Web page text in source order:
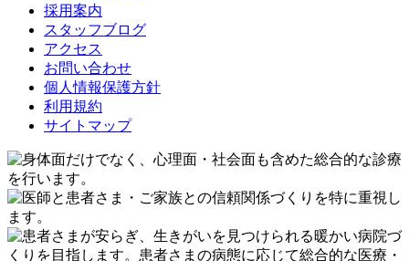
採用案内
スタッフブログ
アクセス
お問い合わせ
個人情報保護方針
利用規約
サイトマップ